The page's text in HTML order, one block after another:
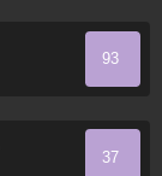
93
37